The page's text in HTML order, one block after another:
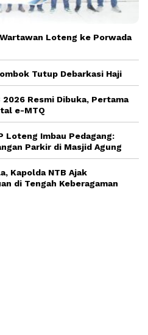
Loteng ke Porwada
Tutup Debarkasi Haji
2026 Resmi Dibuka, Pertama
e-MTQ
Loteng Imbau Pedagang:
Parkir di Masjid Agung
Kapolda NTB Ajak
di Tengah Keberagaman